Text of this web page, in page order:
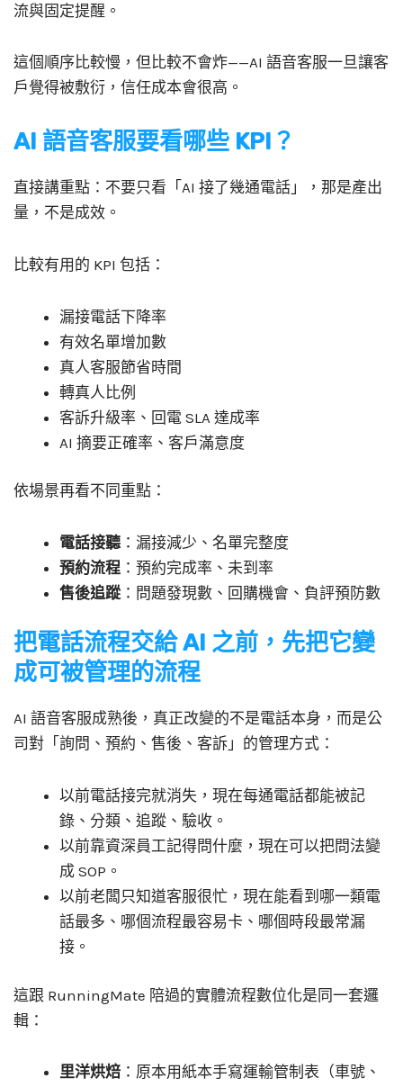
流與固定提醒。
這個順序比較慢，但比較不會炸——AI 語音客服一旦讓客
戶覺得被敷衍，信任成本會很高。
AI 語音客服要看哪些 KPI？
直接講重點：不要只看「AI 接了幾通電話」，那是產出
量，不是成效。
比較有用的 KPI 包括：
漏接電話下降率
有效名單增加數
真人客服節省時間
轉真人比例
客訴升級率、回電 SLA 達成率
AI 摘要正確率、客戶滿意度
依場景再看不同重點：
電話接聽 ：漏接減少、名單完整度
預約流程 ：預約完成率、未到率
售後追蹤 ：問題發現數、回購機會、負評預防數
把電話流程交給 AI 之前，先把它變
成可被管理的流程
AI 語音客服成熟後，真正改變的不是電話本身，而是公
司對「詢問、預約、售後、客訴」的管理方式：
以前電話接完就消失，現在每通電話都能被記
錄、分類、追蹤、驗收。
以前靠資深員工記得問什麼，現在可以把問法變
成 SOP。
以前老闆只知道客服很忙，現在能看到哪一類電
話最多、哪個流程最容易卡、哪個時段最常漏
接。
這跟 RunningMate 陪過的實體流程數位化是同一套邏
輯：
里洋烘焙 ：原本用紙本手寫運輸管制表（車號、